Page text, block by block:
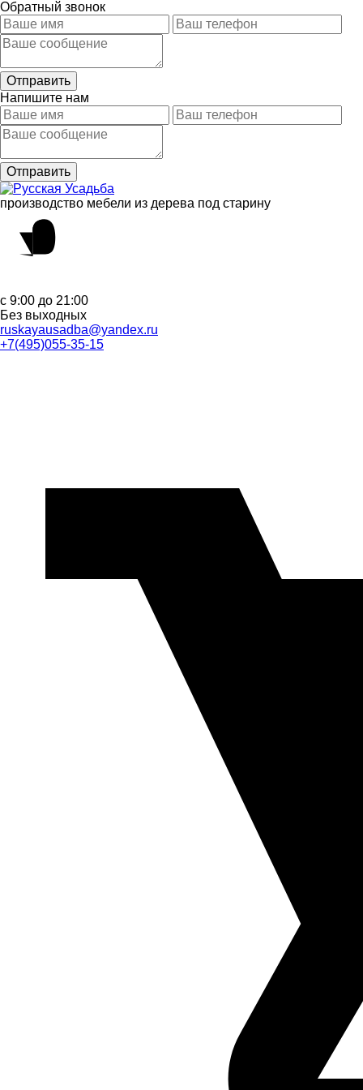
Обратный звонок
Напишите нам
производство мебели из дерева под старину
с 9:00 до 21:00
Без выходных
ruskayausadba@yandex.ru
+7(495)055-35-15